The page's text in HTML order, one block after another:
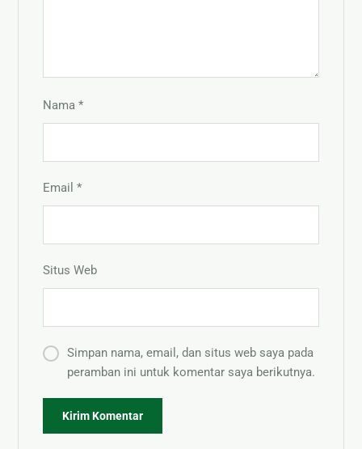
Nama*
Email*
Situs Web
Simpan nama, email, dan situs web saya pada
peramban ini untuk komentar saya berikutnya.